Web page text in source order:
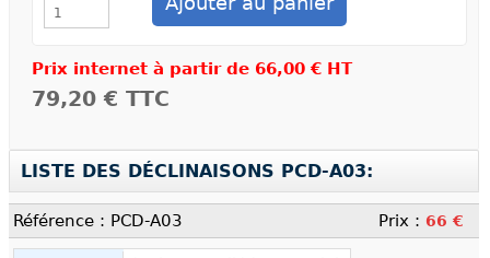
Prix internet à partir de 66,00 € HT
79,20 € TTC
LISTE DES DÉCLINAISONS PCD-A03:
Référence : PCD-A03 Prix : 66 €